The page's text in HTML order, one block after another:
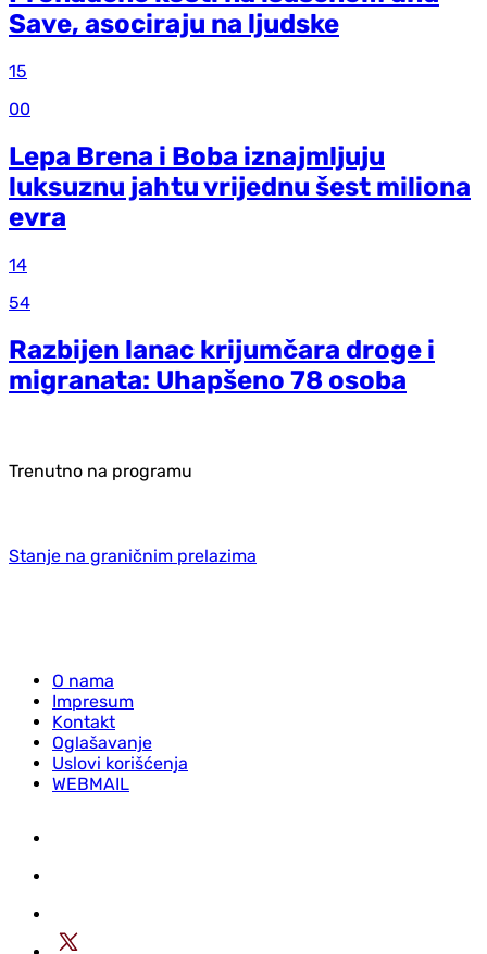
Save, asociraju na ljudske
15
00
Lepa Brena i Boba iznajmljuju
luksuznu jahtu vrijednu šest miliona
evra
14
54
Razbijen lanac krijumčara droge i
migranata: Uhapšeno 78 osoba
Trenutno na programu
Stanje na graničnim prelazima
O nama
Impresum
Kontakt
Oglašavanje
Uslovi korišćenja
WEBMAIL